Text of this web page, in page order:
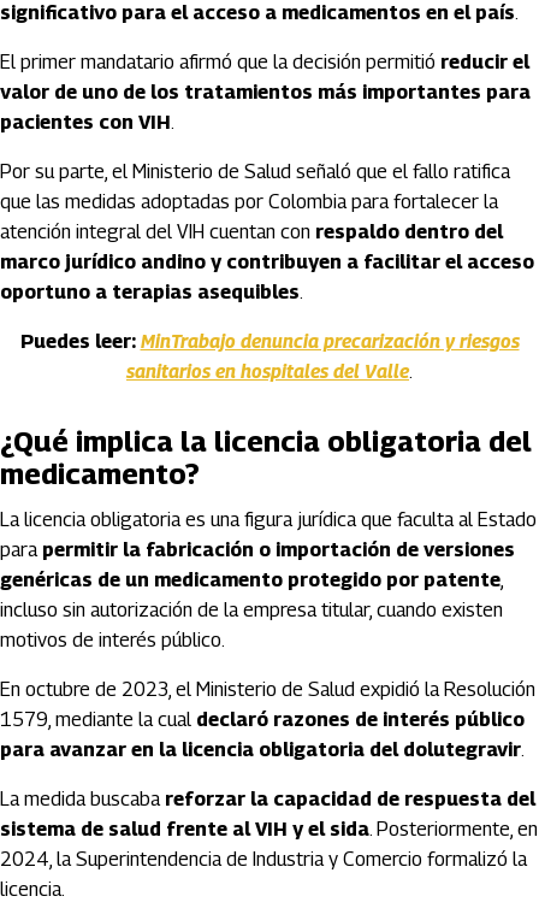
significativo para el acceso a medicamentos en el país.
El primer mandatario afirmó que la decisión permitió reducir el
valor de uno de los tratamientos más importantes para
pacientes con VIH.
Por su parte, el Ministerio de Salud señaló que el fallo ratifica
que las medidas adoptadas por Colombia para fortalecer la
atención integral del VIH cuentan con respaldo dentro del
marco jurídico andino y contribuyen a facilitar el acceso
oportuno a terapias asequibles.
Puedes leer: MinTrabajo denuncia precarización y riesgos
sanitarios en hospitales del Valle.
¿Qué implica la licencia obligatoria del
medicamento?
La licencia obligatoria es una figura jurídica que faculta al Estado
para permitir la fabricación o importación de versiones
genéricas de un medicamento protegido por patente,
incluso sin autorización de la empresa titular, cuando existen
motivos de interés público.
En octubre de 2023, el Ministerio de Salud expidió la Resolución
1579, mediante la cual declaró razones de interés público
para avanzar en la licencia obligatoria del dolutegravir.
La medida buscaba reforzar la capacidad de respuesta del
sistema de salud frente al VIH y el sida. Posteriormente, en
2024, la Superintendencia de Industria y Comercio formalizó la
licencia.